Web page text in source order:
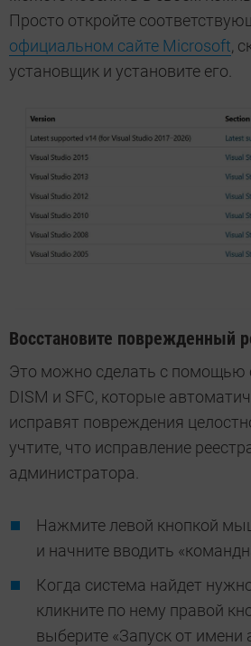
Просто откройте
официальном сайте Microsoft,
установщик и установите его.
Восстановите поврежденный
Это можно сделать с помощью
DISM и SFC, которые
исправят повреждения
учтите, что исправление
администратора.
Нажмите левой кнопкой
и начните вводить
Когда система найдет
кликните по нему правой
выберите «Запуск от имени